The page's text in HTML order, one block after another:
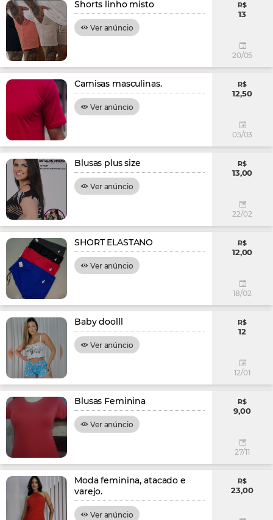
Shorts linho misto
Ver anúncio
R$
13
20/05
Camisas masculinas.
Ver anúncio
R$
12,50
05/03
Blusas plus size
Ver anúncio
R$
13,00
22/02
SHORT ELASTANO
Ver anúncio
R$
12,00
18/02
Baby doolll
Ver anúncio
R$
12
12/01
Blusas Feminina
Ver anúncio
R$
9,00
27/11
Moda feminina, atacado e
varejo.
Ver anúncio
R$
23,00